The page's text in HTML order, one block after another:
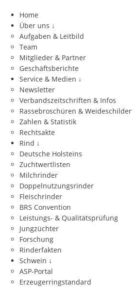
Home
Über uns ↓
Aufgaben & Leitbild
Team
Mitglieder & Partner
Geschäftsberichte
Service & Medien ↓
Newsletter
Verbandszeitschriften & Infos
Rassebroschüren & Weideschilder
Zahlen & Statistik
Rechtsakte
Rind ↓
Deutsche Holsteins
Zuchtwertlisten
Milchrinder
Doppelnutzungsrinder
Fleischrinder
BRS Convention
Leistungs- & Qualitätsprüfung
Jungzüchter
Forschung
Rinderfakten
Schwein ↓
ASP-Portal
Erzeugerringstandard